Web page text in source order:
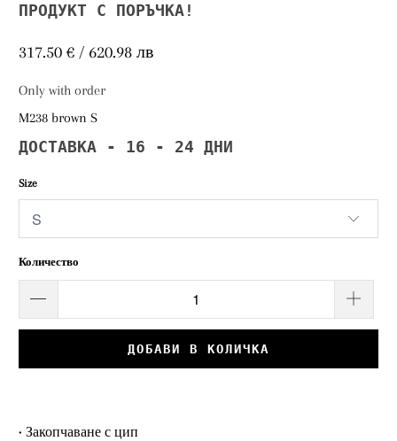
ПРОДУКТ С ПОРЪЧКА!
317.50 € / 620.98 лв
Only with order
M238 brown S
ДОСТАВКА - 16 - 24 ДНИ
Size
Количество
ДОБАВИ В КОЛИЧКА
• Закопчаване с цип